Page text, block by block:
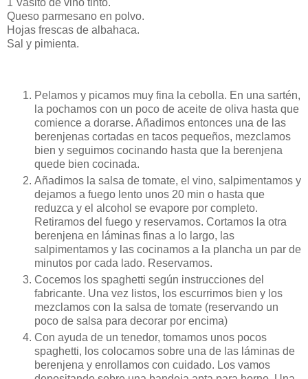
Queso parmesano en polvo.
Hojas frescas de albahaca.
Sal y pimienta.
Pelamos y picamos muy fina la cebolla. En una sartén,
la pochamos con un poco de aceite de oliva hasta que
comience a dorarse. Añadimos entonces una de las
berenjenas cortadas en tacos pequeños, mezclamos
bien y seguimos cocinando hasta que la berenjena
quede bien cocinada.
Añadimos la salsa de tomate, el vino, salpimentamos y
dejamos a fuego lento unos 20 min o hasta que
reduzca y el alcohol se evapore por completo.
Retiramos del fuego y reservamos. Cortamos la otra
berenjena en láminas finas a lo largo, las
salpimentamos y las cocinamos a la plancha un par de
minutos por cada lado. Reservamos.
Cocemos los spaghetti según instrucciones del
fabricante. Una vez listos, los escurrimos bien y los
mezclamos con la salsa de tomate (reservando un
poco de salsa para decorar por encima)
Con ayuda de un tenedor, tomamos unos pocos
spaghetti, los colocamos sobre una de las láminas de
berenjena y enrollamos con cuidado. Los vamos